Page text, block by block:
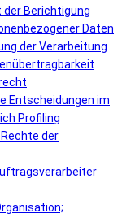
Berichtigung
Daten
der Verarbeitung
Entscheidungen im
Profiling
der